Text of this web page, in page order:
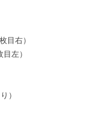
目右）
左）
）